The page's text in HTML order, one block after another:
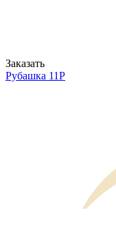
Заказать
Рубашка 11Р